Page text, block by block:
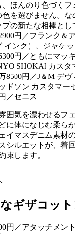
、ほんのり色づくフ
色を選びません。な
の新たな相棒とし
円／フランク＆
インク）、ジャケ
円／ともにマッ
SHOKAI カスタ
8500円／J＆M デ
ドソン カスタマー
／ゼニス
囲気を漂わせるフ
に体になじむ柔ら
イマスデニム素材
シルエットが、着
束します。
ギザコッ